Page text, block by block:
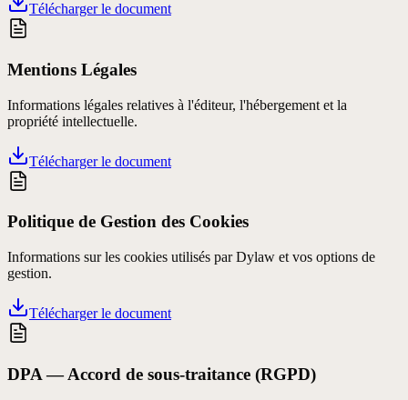
Télécharger le document
Mentions Légales
Informations légales relatives à l'éditeur, l'hébergement et la
propriété intellectuelle.
Télécharger le document
Politique de Gestion des Cookies
Informations sur les cookies utilisés par Dylaw et vos options de
gestion.
Télécharger le document
DPA — Accord de sous-traitance (RGPD)